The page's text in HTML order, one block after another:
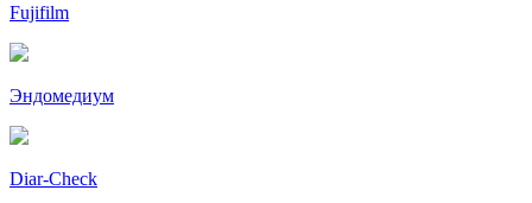
Fujifilm
Эндомедиум
Diar-Cheсk